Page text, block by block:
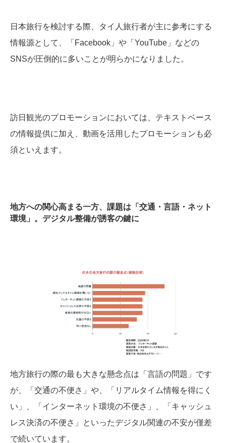
日本旅行を検討する際、タイ人旅行者が主に参考にする
情報源として、「Facebook」や「YouTube」などの
SNSが圧倒的に多いことが明らかになりました。
訪日観光のプロモーションにおいては、テキストベース
の情報提供に加え、動画を活用したプロモーションも必
須といえます。
地方への関心高まる一方、課題は「交通・言語・ネット
環境」。デジタル整備が誘客の鍵に
地方旅行の際の最も大きな懸念点は「言語の問題」です
が、「交通の不便さ」や、「リアルタイム情報を得にく
い」、「インターネット環境の不便さ」、「キャッシュ
レス決済の不便さ」といったデジタル関連の不安が僅差
で続いています。